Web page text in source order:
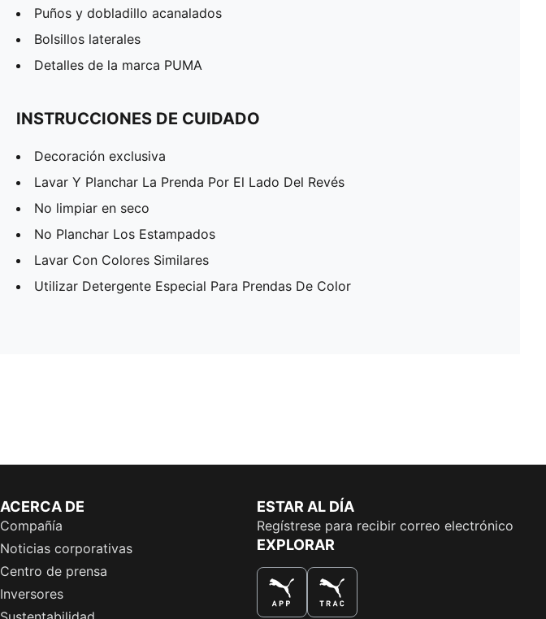
Puños y dobladillo acanalados
Bolsillos laterales
Detalles de la marca PUMA
INSTRUCCIONES DE CUIDADO
Decoración exclusiva
Lavar Y Planchar La Prenda Por El Lado Del Revés
No limpiar en seco
No Planchar Los Estampados
Lavar Con Colores Similares
Utilizar Detergente Especial Para Prendas De Color
ACERCA DE
Compañía
Noticias corporativas
Centro de prensa
Inversores
ESTAR AL DÍA
Regístrese para recibir correo electrónico
EXPLORAR